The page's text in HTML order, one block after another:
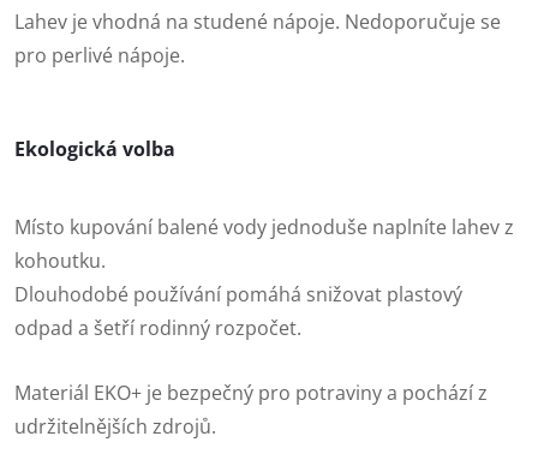
Lahev je vhodná na studené nápoje. Nedoporučuje se
pro perlivé nápoje.
Ekologická volba
Místo kupování balené vody jednoduše naplníte lahev z
kohoutku.
Dlouhodobé používání pomáhá snižovat plastový
odpad a šetří rodinný rozpočet.
Materiál EKO+ je bezpečný pro potraviny a pochází z
udržitelnějších zdrojů.